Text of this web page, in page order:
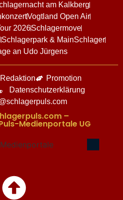
am Kalkberg
Vogtland Open Air
2026Schlagermove
Schlagerpark & MainSchlager
an Udo Jürgens
Redaktion
Promotion
Datenschutzerklärung
–
Medienportale UG​